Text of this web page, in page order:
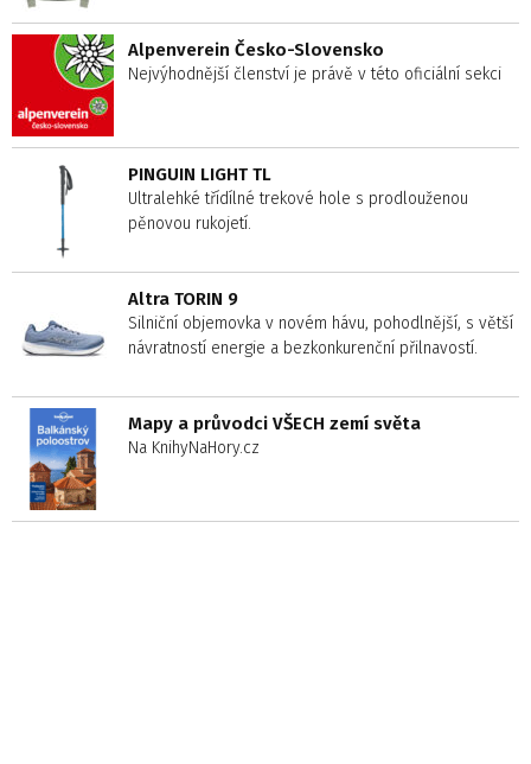
Alpenverein Česko-Slovensko
Nejvýhodnější členství je právě v této oficiální sekci
PINGUIN LIGHT TL
Ultralehké třídílné trekové hole s prodlouženou
pěnovou rukojetí.
Altra TORIN 9
Silniční objemovka v novém hávu, pohodlnější, s větší
návratností energie a bezkonkurenční přilnavostí.
Mapy a průvodci VŠECH zemí světa
Na KnihyNaHory.cz